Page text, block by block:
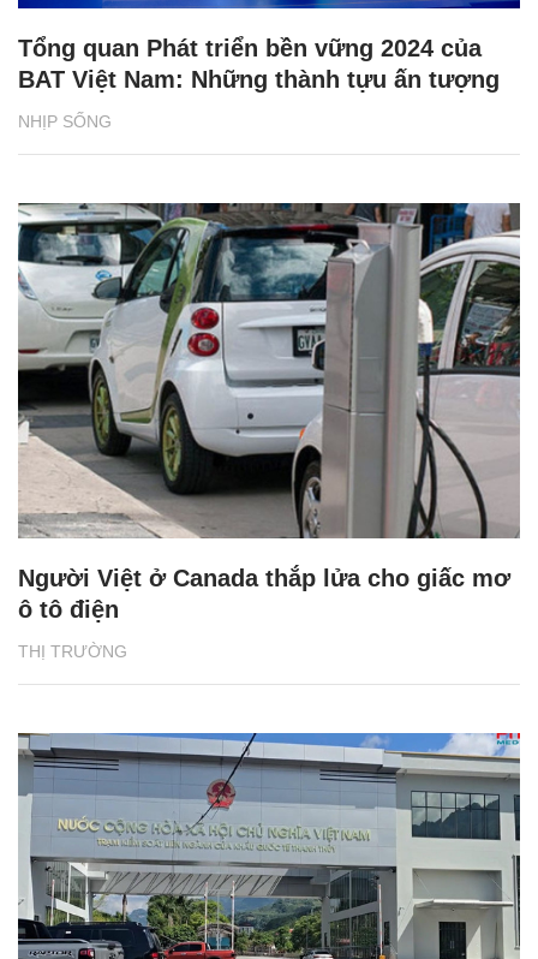
NHỊP SỐNG
Tổng quan Phát triển bền vững 2024 của
BAT Việt Nam: Những thành tựu ấn tượng
THỊ TRƯỜNG
Người Việt ở Canada thắp lửa cho giấc mơ
ô tô điện